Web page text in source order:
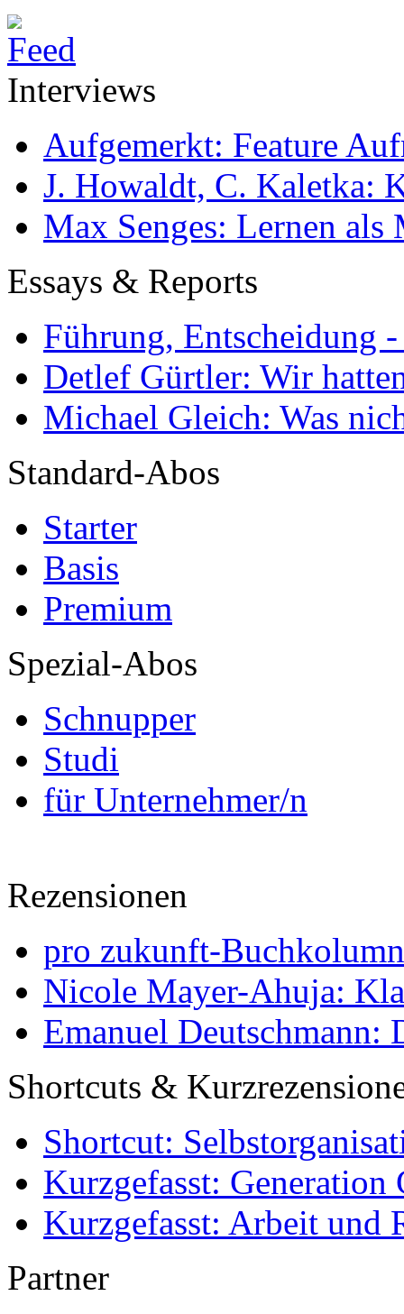
Interviews
Aufgemerkt: Feature
J. Howaldt, C. Kaletka:
Max Senges: Lernen als
Essays & Reports
Führung, Entscheidung
Detlef Gürtler: Wir
Michael Gleich: Was
Standard-Abos
Starter
Basis
Premium
Spezial-Abos
Schnupper
Studi
für Unternehmer/n
Rezensionen
pro zukunft-
Nicole Mayer-Ahuja:
Emanuel Deutschmann:
Shortcuts &
Shortcut:
Kurzgefasst: Generation
Kurzgefasst: Arbeit und
Partner